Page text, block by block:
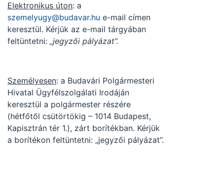
Elektronikus úton: a
szemelyugy@budavar.hu e-mail címen
keresztül. Kérjük az e-mail tárgyában
feltüntetni: „jegyzői pályázat”.
Személyesen: a Budavári Polgármesteri
Hivatal Ügyfélszolgálati Irodáján
keresztül a polgármester részére
(hétfőtől csütörtökig – 1014 Budapest,
Kapisztrán tér 1.), zárt borítékban. Kérjük
a borítékon feltüntetni: „jegyzői pályázat”.